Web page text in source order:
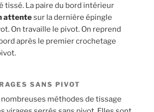
tissé. La paire du bord intérieur
attentesur la dernière épingle
On travaille le pivot. On reprend
après le premier crochetage
SANS PIVOT
nombreuses méthodes de tissage